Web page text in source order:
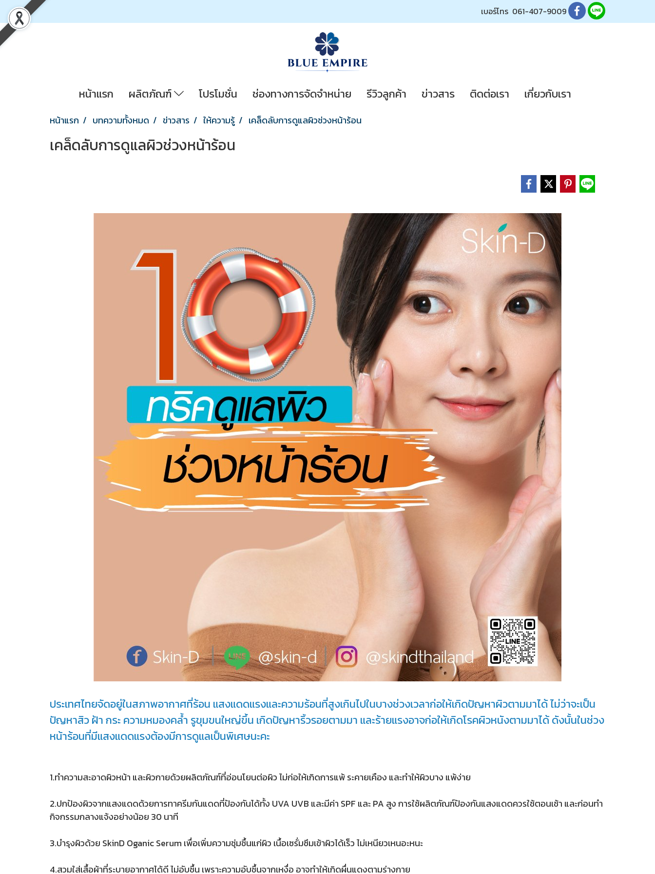
เบอร์โทร 061-407-9009
หน้าแรก ผลิตภัณฑ์ โปรโมชั่น ช่องทางการจัดจำหน่าย รีวิวลูกค้า ข่าวสาร ติดต่อเรา เกี่ยวกับเรา
หน้าแรก บทความทั้งหมด ข่าวสาร ให้ความรู้ เคล็ดลับการดูแลผิวช่วงหน้าร้อน
เคล็ดลับการดูแลผิวช่วงหน้าร้อน
ประเทศไทยจัดอยู่ในสภาพอากาศที่ร้อน แสงแดดแรงและความร้อนที่สูงเกินไปในบางช่วงเวลาก่อให้เกิดปัญหาผิวตามมาได้ ไม่ว่าจะเป็น
ปัญหาสิว ฝ้า กระ ความหมองคล้ำ รูขุมขนใหญ่ขึ้น เกิดปัญหาริ้วรอยตามมา และร้ายแรงอาจก่อให้เกิดโรคผิวหนังตามมาได้ ดังนั้นในช่วง
หน้าร้อนที่มีแสงแดดแรงต้องมีการดูแลเป็นพิเศษนะคะ
1.ทำความสะอาดผิวหน้า และผิวกายด้วยผลิตภัณฑ์ที่อ่อนโยนต่อผิว ไม่ก่อให้เกิดการแพ้ ระคายเคือง และทำให้ผิวบาง แพ้ง่าย
2.ปกป้องผิวจากแสงแดดด้วยการทาครีมกันแดดที่ป้องกันได้ทั้ง UVA UVB และมีค่า SPF และ PA สูง การใช้ผลิตภัณฑ์ป้องกันแสงแดดควรใช้ตอนเช้า และก่อนทำ
กิจกรรมกลางแจ้งอย่างน้อย 30 นาที
3.บำรุงผิวด้วย SkinD Oganic Serum เพื่อเพิ่มความชุ่มชื้นแก่ผิว เนื้อเซรั่มซึมเข้าผิวได้เร็ว ไม่เหนียวเหนอะหนะ
4.สวมใส่เสื้อผ้าที่ระบายอากาศได้ดี ไม่อับชื้น เพราะความอับชื้นจากเหงื่อ อาจทำให้เกิดผื่นแดงตามร่างกาย